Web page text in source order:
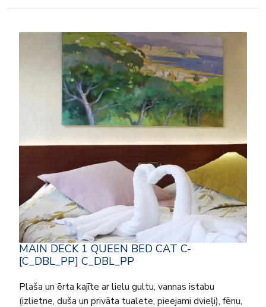
MAIN DECK 1 QUEEN BED CAT C-
[C_DBL_PP] C_DBL_PP
Plaša un ērta kajīte ar lielu gultu, vannas istabu
(izlietne, duša un privāta tualete, pieejami dvieļi), fēnu,